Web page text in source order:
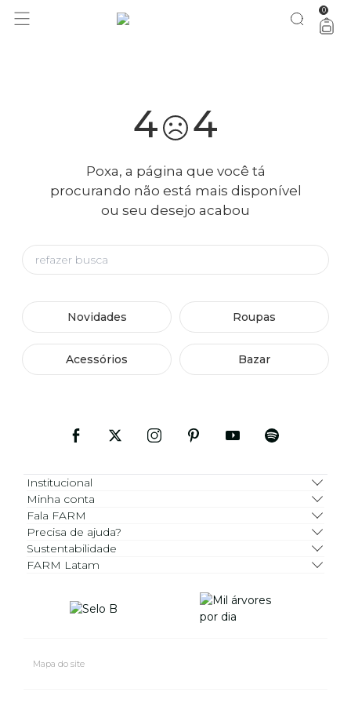
você merece 30% OFF pra comemorar com a gente aproveita! 0
4 4
Poxa, a página que você tá
procurando não está mais disponível
ou seu desejo acabou
Novidades Roupas
Acessórios Bazar
Institucional
Minha conta
Fala FARM
Precisa de ajuda?
Sustentabilidade
FARM Latam
Mapa do site